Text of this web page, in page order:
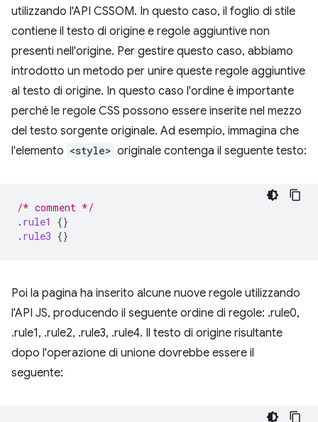
utilizzando l'API CSSOM. In questo caso, il foglio di stile
contiene il testo di origine e regole aggiuntive non
presenti nell'origine. Per gestire questo caso, abbiamo
introdotto un metodo per unire queste regole aggiuntive
al testo di origine. In questo caso l'ordine è importante
perché le regole CSS possono essere inserite nel mezzo
del testo sorgente originale. Ad esempio, immagina che
l'elemento <style> originale contenga il seguente testo:
/* comment */
. rule1
{}
. rule3 {}
Poi la pagina ha inserito alcune nuove regole utilizzando
l'API JS, producendo il seguente ordine di regole: .rule0,
.rule1, .rule2, .rule3, .rule4. Il testo di origine risultante
dopo l'operazione di unione dovrebbe essere il
seguente: